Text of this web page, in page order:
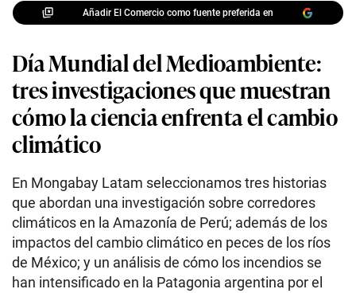
Añadir El Comercio como fuente preferida en
Día Mundial del Medioambiente:
tres investigaciones que muestran
cómo la ciencia enfrenta el cambio
climático
En Mongabay Latam seleccionamos tres historias
que abordan una investigación sobre corredores
climáticos en la Amazonía de Perú; además de los
impactos del cambio climático en peces de los ríos
de México; y un análisis de cómo los incendios se
han intensificado en la Patagonia argentina por el